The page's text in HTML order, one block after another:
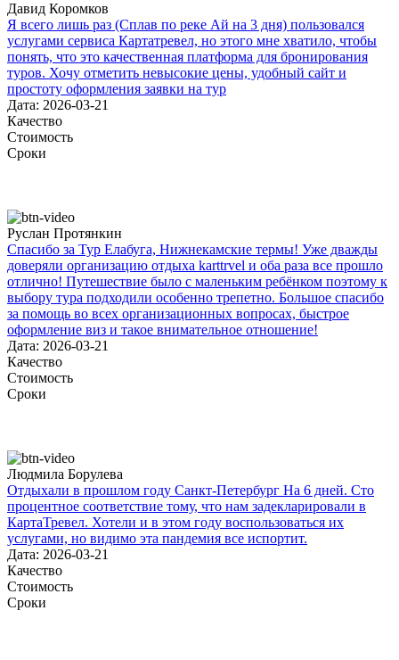
Давид Коромков
Я всего лишь раз (Сплав по реке Ай на 3 дня) пользовался
услугами сервиса Картатревел, но этого мне хватило, чтобы
понять, что это качественная платформа для бронирования
туров. Хочу отметить невысокие цены, удобный сайт и
простоту оформления заявки на тур
Дата: 2026-03-21
Качество
Стоимость
Сроки
Руслан Протянкин
Спасибо за Тур Елабуга, Нижнекамские термы! Уже дважды
доверяли организацию отдыха karttrvel и оба раза все прошло
отлично! Путешествие было с маленьким ребёнком поэтому к
выбору тура подходили особенно трепетно. Большое спасибо
за помощь во всех организационных вопросах, быстрое
оформление виз и такое внимательное отношение!
Дата: 2026-03-21
Качество
Стоимость
Сроки
Людмила Борулева
Отдыхали в прошлом году Санкт-Петербург На 6 дней. Сто
процентное соответствие тому, что нам задекларировали в
КартаТревел. Хотели и в этом году воспользоваться их
услугами, но видимо эта пандемия все испортит.
Дата: 2026-03-21
Качество
Стоимость
Сроки